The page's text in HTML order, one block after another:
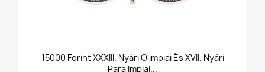
15000 Forint XXXIII. Nyári Olimpiai És XVII. Nyári
Paralimpiai...